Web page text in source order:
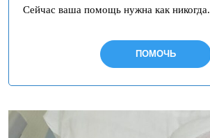
Сейчас ваша помощь нужна как никогда.
ПОМОЧЬ